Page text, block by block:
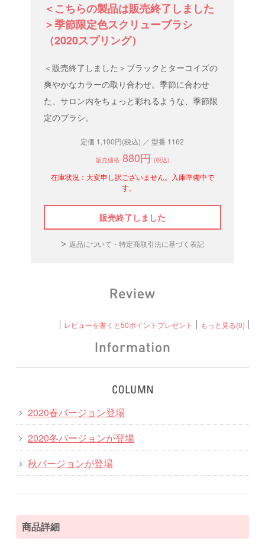
＜こちらの製品は販売終了しました
＞季節限定色スクリューブラシ
（2020スプリング）
＜販売終了しました＞ブラックとターコイズの
爽やかなカラーの取り合わせ。季節に合わせ
た、サロン内をちょっと彩れるような、季節限
定のブラシ。
定価 1,100円(税込) ／ 型番 1162
販売価格 880円 (税込)
在庫状況：大変申し訳ございません。入庫準備中で
す。
販売終了しました
返品について・特定商取引法に基づく表記
レビューを書くと50ポイントプレゼント もっと見る(0)
2020春バージョン登場
2020冬バージョンが登場
秋バージョンが登場
商品詳細